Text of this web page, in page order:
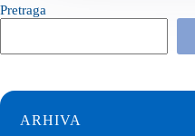
Pretraga
ARHIVA